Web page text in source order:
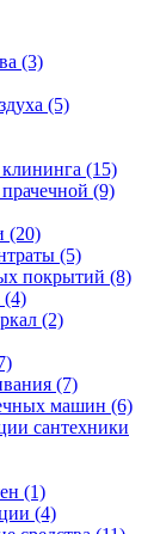
(3)
(5)
(15)
(9)
(20)
(5)
покрытий (8)
(4)
(2)
(7)
машин (6)
сантехники
(1)
(4)